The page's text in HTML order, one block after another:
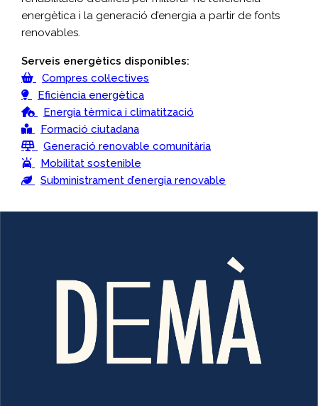
energètica i la generació d’energia a partir de fonts
renovables.
Serveis energètics disponibles:
Compres col·lectives
Eficiència energètica
Energia tèrmica i climatització
Formació ciutadana
Generació renovable comunitària
Mobilitat sostenible
Subministrament d’energia renovable